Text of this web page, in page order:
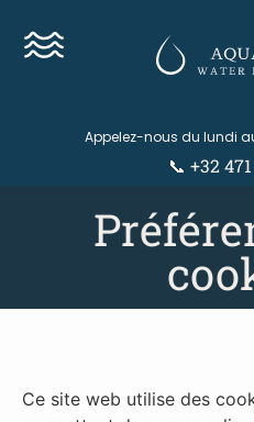
Appelez-nous du lundi
📞 +32
Ce site web utilise des